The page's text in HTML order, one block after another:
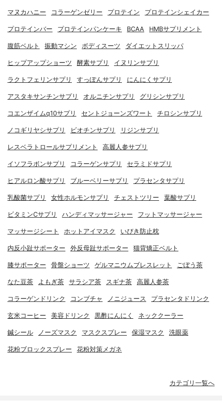
マヌカハニー コラーゲンゼリー プロテイン プロテインシェイカー
プロテインバー プロテインパンケーキ BCAA HMBサプリメント
腹筋ベルト 振動マシン ボディスーツ ダイエットスリッパ
ヒップアップショーツ 酵素サプリ イヌリンサプリ
ラクトフェリンサプリ すっぽんサプリ にんにくサプリ
アスタキサンチンサプリ オルニチンサプリ グリシンサプリ
コエンザイムq10サプリ セントジョーンズワート チロシンサプリ
ノコギリヤシサプリ ビオチンサプリ リジンサプリ
レスベラトロールサプリメント 高麗人参サプリ
イソフラボンサプリ コラーゲンサプリ セラミドサプリ
ヒアルロン酸サプリ ブルーベリーサプリ プラセンタサプリ
乳酸菌サプリ 女性ホルモンサプリ チェストツリー 葉酸サプリ
ビタミンCサプリ ハンディマッサージャー フットマッサージャー
マッサージシート ホットアイマスク いびき防止枕
内反小趾サポーター 外反母趾サポーター 猫背矯正ベルト
膝サポーター 骨盤ショーツ ゲルマニウムブレスレット ごぼう茶
なた豆茶 よもぎ茶 サラシア茶 スギナ茶 高麗人参茶
コラーゲンドリンク コンブチャ ノニジュース プラセンタドリンク
玄米コーヒー 美容ドリンク 黒酢にんにく ネッククーラー
鍼シール ノーズマスク マスクスプレー 保湿マスク 洗眼薬
花粉ブロックスプレー 花粉対策メガネ
カテゴリ一覧へ